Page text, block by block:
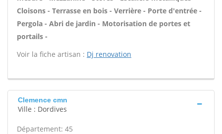
Cloisons - Terrasse en bois - Verrière - Porte d'entrée -
Pergola - Abri de jardin - Motorisation de portes et
portails -
Voir la fiche artisan : Dj renovation
Clemence cmn
Ville : Dordives
Département: 45